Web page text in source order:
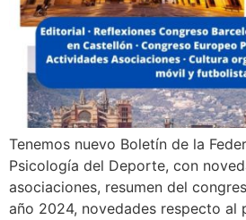
Tenemos nuevo Boletín de la
Psicología del Deporte, con
asociaciones, resumen del
año 2024, novedades respecto al